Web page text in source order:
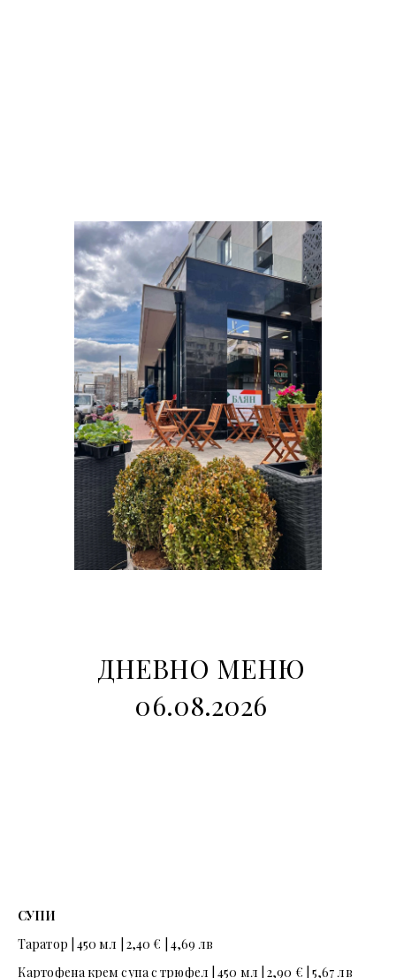
ДНЕВНО МЕНЮ
06.08.2026
СУПИ
Таратор | 450 мл | 2,40 € | 4,69 лв
Картофена крем супа с трюфел | 450 мл | 2,90 € | 5,67 лв